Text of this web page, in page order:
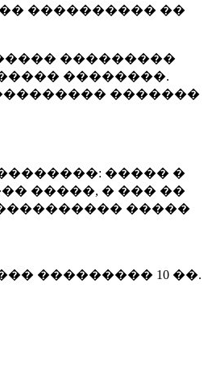
���������� ��
���������
��������.
�������
����� �
�����, � ��� ��
�����
��������� 10 ��.